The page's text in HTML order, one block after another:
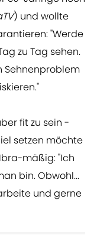
) und wollte
"Werde
zu Tag sehen.
Sehnenproblem
fit zu sein -
setzen möchte
mäßig: "Ich
bin. Obwohl...
und gerne